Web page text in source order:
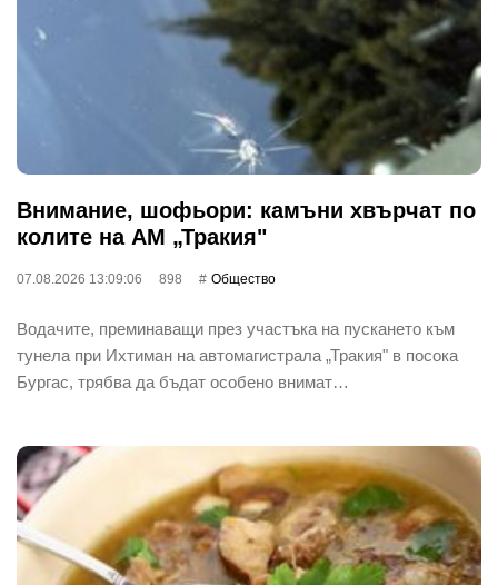
Внимание, шофьори: камъни хвърчат по
колите на АМ „Тракия"
07.08.2026 13:09:06 898 Общество
Водачите, преминаващи през участъка на пускането към
тунела при Ихтиман на автомагистрала „Тракия" в посока
Бургас, трябва да бъдат особено внимат…